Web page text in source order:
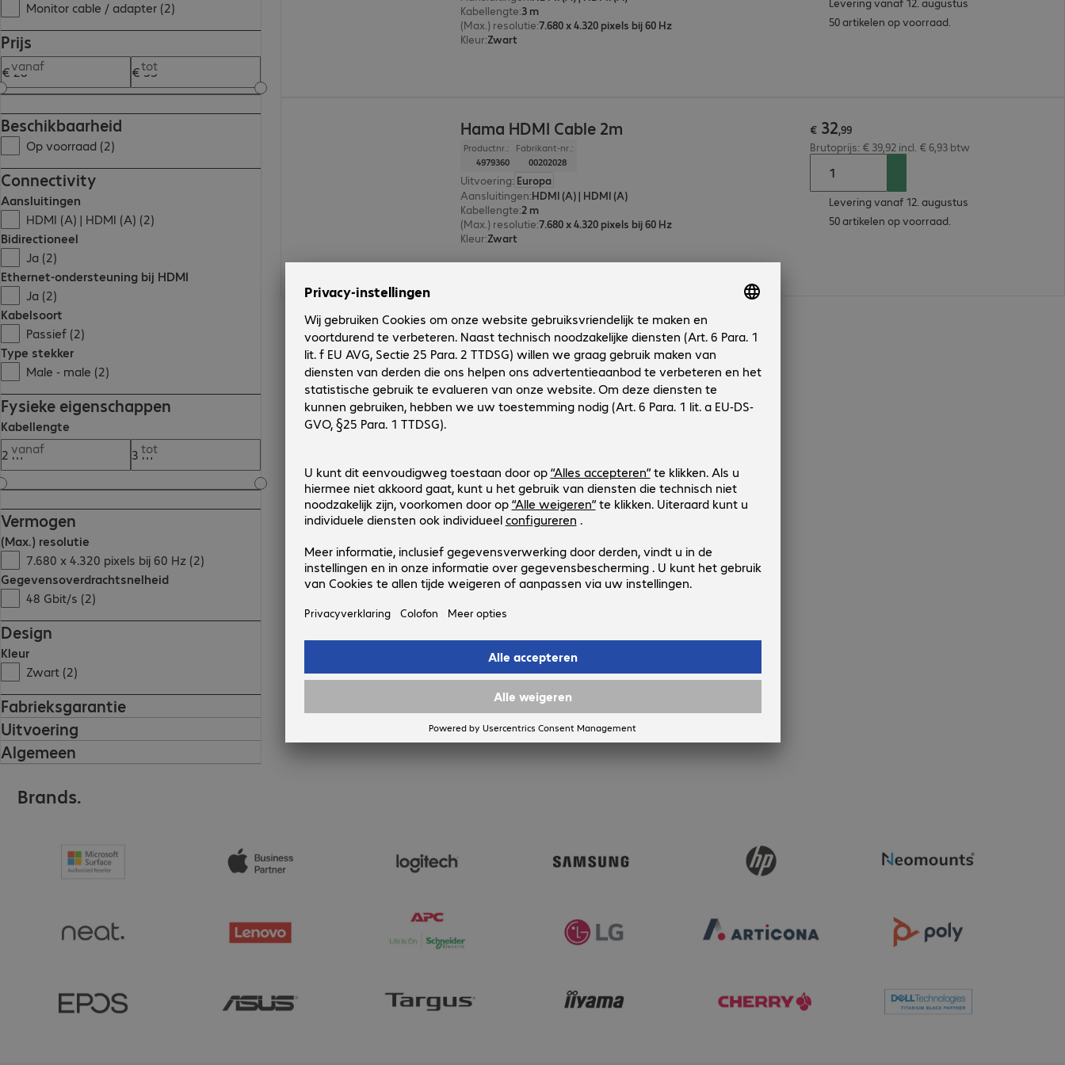
Monitor cable / adapter (2)
Prijs
vanaf tot
Beschikbaarheid
Op voorraad (2)
Connectivity
Aansluitingen
HDMI (A) | HDMI (A) (2)
Bidirectioneel
Ja (2)
Ethernet-ondersteuning bij HDMI
Ja (2)
Kabelsoort
Passief (2)
Type stekker
Male - male (2)
Fysieke eigenschappen
Kabellengte
vanaf
tot
Vermogen
(Max.) resolutie
7.680 x 4.320 pixels bij 60 Hz (2)
Gegevensoverdrachtsnelheid
48 Gbit/s (2)
Design
Kleur
Zwart (2)
Fabrieksgarantie
Uitvoering
Algemeen
Kabellengte:3 m
(Max.) resolutie:7.680 x 4.320 pixels bij 60 Hz
Kleur:Zwart
50 artikelen op voorraad.
Hama HDMI Cable 2m
Productnr.:
4979360
Fabrikant-nr.:
00202028
Uitvoering: Europa
Aansluitingen:HDMI (A) | HDMI (A)
Kabellengte:2 m
(Max.) resolutie:7.680 x 4.320 pixels bij 60 Hz
Kleur:Zwart
€ 32,99
Brutoprijs: € 39,92 incl. € 6,93 btw
Levering vanaf 12. augustus
50 artikelen op voorraad.
Toon meer
Brands.